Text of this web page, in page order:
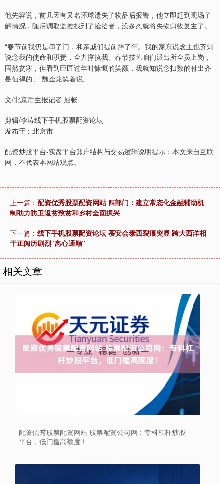
他先容说，前几天有又名环球遗失了物品后报警，他立即赶到现场了
解情况，随后调取监控找到了捡拾者，没多久就将失物归收复主了。
“春节前我仍是串了门，和亲戚们提前拜了年。我的家东说念主也齐知
说念我的使命和职责，全力撑执我。春节技艺咱们派出所全员上岗，
固然贫寒，但看到巨匠过年时慷慨的笑颜，我就知说念扫数的付出齐
是值得的。”魏金龙笑着说。
文/北京后生报记者 屈畅
剪辑/李涛线下手机股票配资论坛
发布于：北京市
配资炒股平台-实盘平台账户结构与交易逻辑说明提示：本文来自互联
网，不代表本网站观点。
上一篇： 配资优秀股票配资网站 四部门：建立常态化金融辅助机
制助力防卫返贫致贫和乡村全面振兴
下一篇： 线下手机股票配资论坛 慕安会泰西裂痕突显 跨大西洋相
干正阅历剧烈“离心通顺”
相关文章
配资优秀股票配资网站 股票配资公司网：专科杠杆炒股
平台，低门槛高额度！